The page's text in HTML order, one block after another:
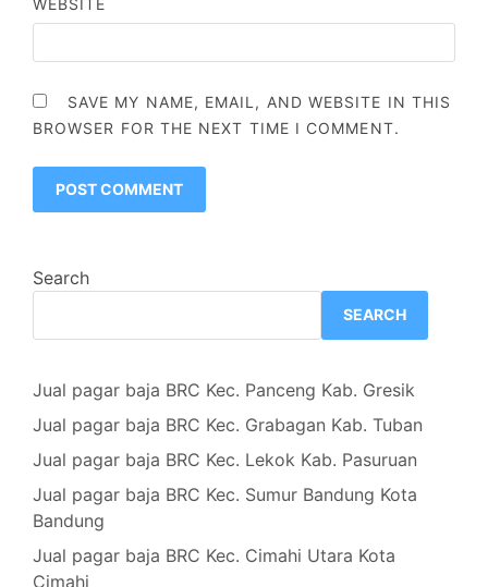
SAVE MY NAME, EMAIL, AND WEBSITE IN THIS
BROWSER FOR THE NEXT TIME I COMMENT.
Search
SEARCH
Jual pagar baja BRC Kec. Panceng Kab. Gresik
Jual pagar baja BRC Kec. Grabagan Kab. Tuban
Jual pagar baja BRC Kec. Lekok Kab. Pasuruan
Jual pagar baja BRC Kec. Sumur Bandung Kota
Bandung
Jual pagar baja BRC Kec. Cimahi Utara Kota
Cimahi